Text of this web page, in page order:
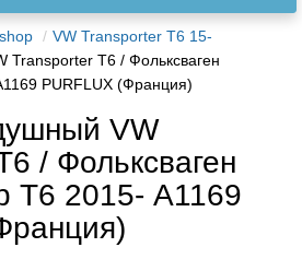
VW Transporter T6 15-
Transporter T6 / Фольксваген
PURFLUX (Франция)
VW
/ Фольксваген
Т6 2015- A1169